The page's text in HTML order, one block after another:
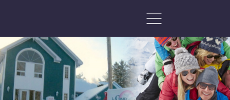
PHOTOS DU DOMAINE